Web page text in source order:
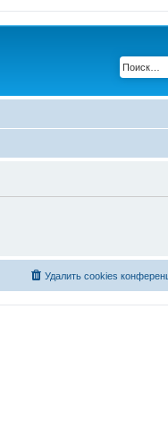
Удалить cookies